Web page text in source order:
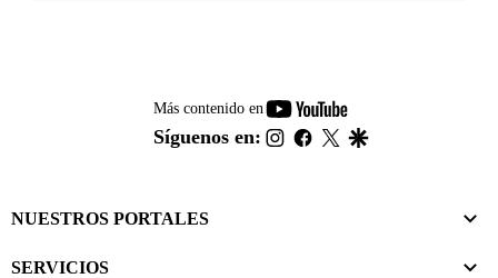
Más contenido en
youtube-
footer
Síguenos en: instagram
facebook
twitter
NUESTROS PORTALES
SERVICIOS